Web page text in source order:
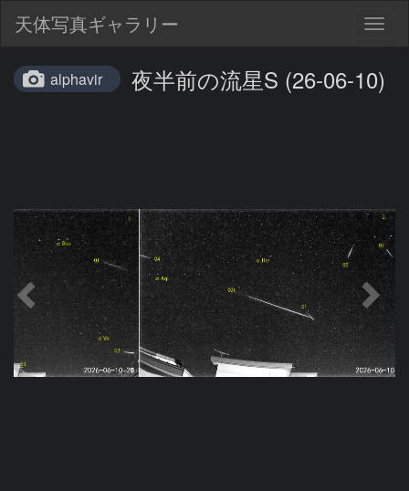
天体写真ギャラリー
alphavir 夜半前の流星S (26-06-10)